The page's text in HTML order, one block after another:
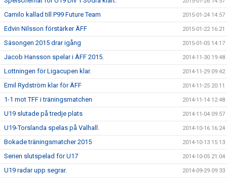
Camilo kallad till P99 Future Team 2015-01-24 14:57
Edvin Nilsson förstärker ÄFF 2015-01-22 16:21
Säsongen 2015 drar igång 2015-01-05 14:17
Jacob Hansson spelar i ÄFF 2015. 2014-11-30 19:48
Lottningen för Ligacupen klar. 2014-11-29 09:42
Emil Rydström klar för ÄFF 2014-11-25 20:11
1-1 mot TFF i träningsmatchen 2014-11-14 12:48
U19 slutade på tredje plats 2014-11-04 09:57
U19-Torslanda spelas på Valhall. 2014-10-16 16:24
Bokade träningsmatcher 2015 2014-10-13 15:13
Serien slutspelad för U17 2014-10-05 21:04
U19 radar upp segrar. 2014-09-29 09:33